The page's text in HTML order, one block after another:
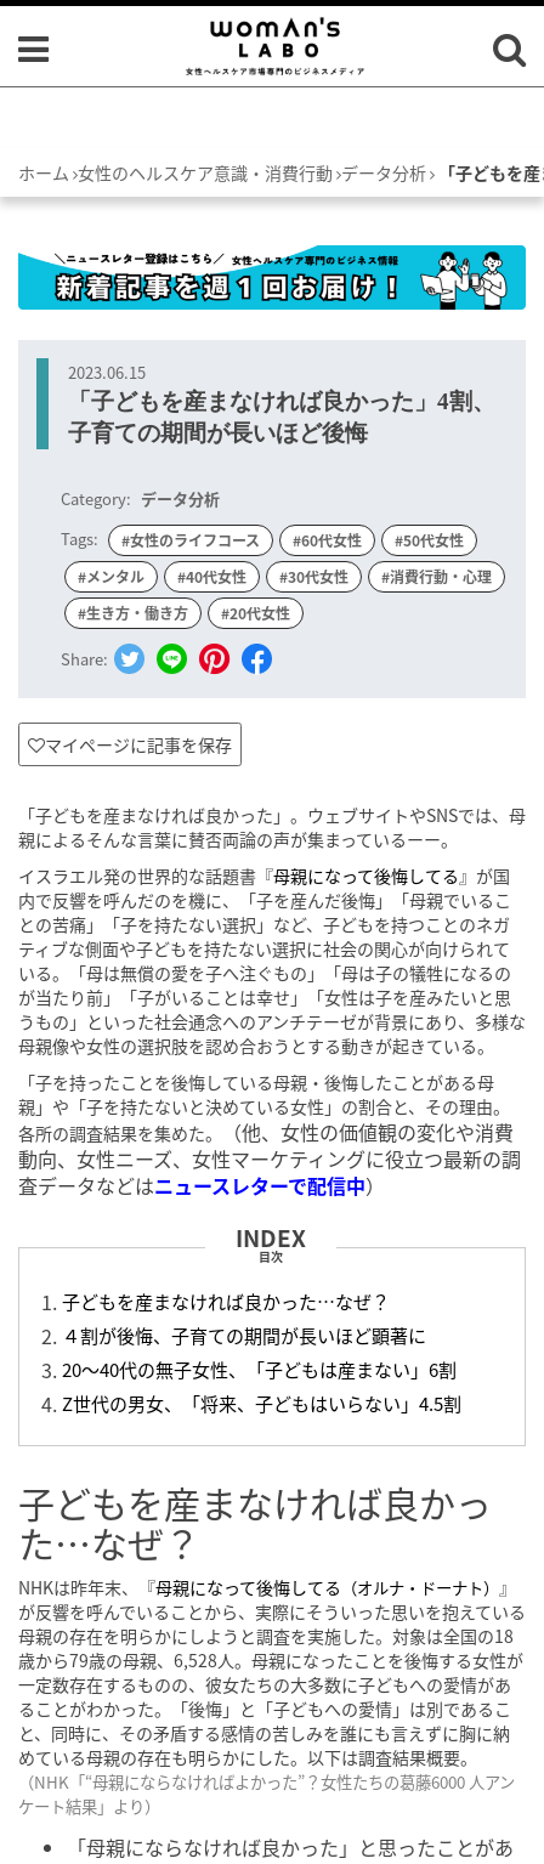
ホーム 女性のヘルスケア意識・消費行動 データ分析 「子どもを
2023.06.15
「子どもを産まなければ良かった」4割、
子育ての期間が長いほど後悔
Category: データ分析
Tags:
#女性のライフコース #60代女性
#50代女性
#メンタル
#40代女性 #30代女性
#消費行動・心理
#生き方・働き方
#20代女性
Share:
マイページに記事を保存
「子どもを産まなければ良かった」。ウェブサイトやSNSでは、母
親によるそんな言葉に賛否両論の声が集まっているーー。
イスラエル発の世界的な話題書『母親になって後悔してる』が国
内で反響を呼んだのを機に、「子を産んだ後悔」「母親でいるこ
との苦痛」「子を持たない選択」など、子どもを持つことのネガ
ティブな側面や子どもを持たない選択に社会の関心が向けられて
いる。「母は無償の愛を子へ注ぐもの」「母は子の犠牲になるの
が当たり前」「子がいることは幸せ」「女性は子を産みたいと思
うもの」といった社会通念へのアンチテーゼが背景にあり、多様な
母親像や女性の選択肢を認め合おうとする動きが起きている。
「子を持ったことを後悔している母親・後悔したことがある母
親」や「子を持たないと決めている女性」の割合と、その理由。
各所の調査結果を集めた。
（他、女性の価値観の変化や消費
動向、女性ニーズ、女性マーケティングに役立つ最新の調
査データなどはニュースレターで配信中）
目次
子どもを産まなければ良かった…なぜ？
４割が後悔、子育ての期間が長いほど顕著に
20〜40代の無子女性、「子どもは産まない」6割
Z世代の男女、「将来、子どもはいらない」4.5割
子どもを産まなければ良かっ
た…なぜ？
NHKは昨年末、『母親になって後悔してる （オルナ・ドーナト） 』
が反響を呼んでいることから、実際にそういった思いを抱えている
母親の存在を明らかにしようと調査を実施した。対象は全国の18
歳から79歳の母親、6,528人。母親になったことを後悔する女性が
一定数存在するものの、彼女たちの大多数に子どもへの愛情があ
ることがわかった。「後悔」と「子どもへの愛情」は別であるこ
と、同時に、その矛盾する感情の苦しみを誰にも言えずに胸に納
めている母親の存在も明らかにした。以下は調査結果概要。
（NHK「“母親にならなければよかった”？女性たちの葛藤6000 人アン
ケート結果」より）
「母親にならなければ良かった」と思ったことがあ